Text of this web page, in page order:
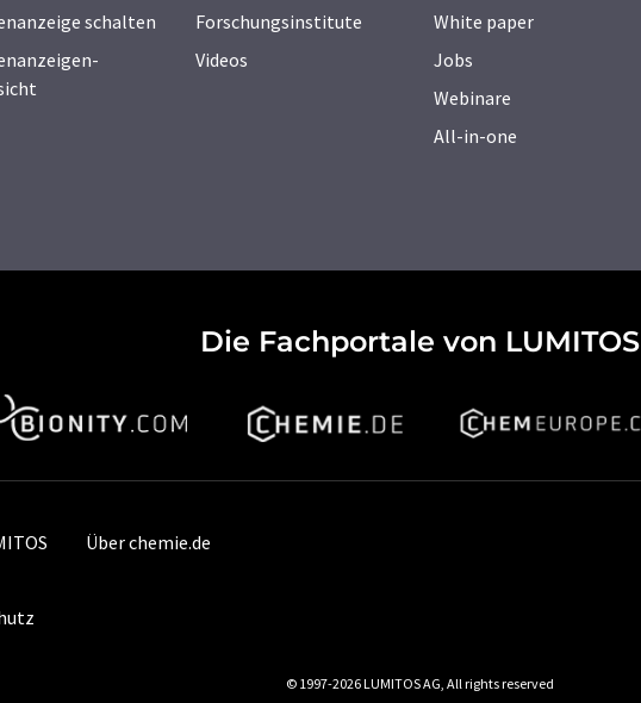
schalten
Forschungsinstitute
Videos
White paper
Jobs
Webinare
All-in-one
Die Fachportale von LUMITOS
Über chemie.de
© 1997-2026 LUMITOS AG, All rights reserved